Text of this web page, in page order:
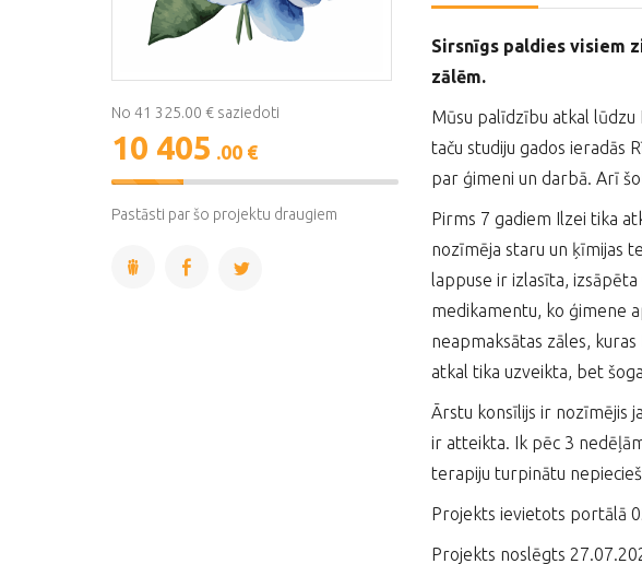
No 41 325.00 € saziedoti
10 405 .00 €
25%
Complete
Pastāsti par šo projektu draugiem
Sirsnīgs paldies visiem
zālēm.
Mūsu palīdzību atkal lūdzu
taču studiju gados ieradās
par ģimeni un darbā. Arī
Pirms 7 gadiem Ilzei tika
nozīmēja staru un ķīmijas
lappuse ir izlasīta,
medikamentu, ko ģimene
neapmaksātas zāles,
atkal tika uzveikta, bet
Ārstu konsīlijs ir nozīmējis
ir atteikta. Ik pēc 3
terapiju turpinātu
Projekts ievietots portālā
Projekts noslēgts